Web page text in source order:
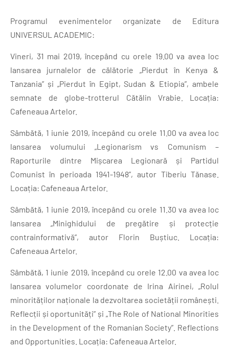
Programul evenimentelor organizate de Editura
UNIVERSUL ACADEMIC:
Vineri, 31 mai 2019, începând cu orele 19.00 va avea loc
lansarea jurnalelor de călătorie „Pierdut în Kenya &
Tanzania” și „Pierdut în Egipt, Sudan & Etiopia”, ambele
semnate de globe-trotterul Cătălin Vrabie. Locația:
Cafeneaua Artelor.
Sâmbătă, 1 iunie 2019, începând cu orele 11.00 va avea loc
lansarea volumului „Legionarism vs Comunism –
Raporturile dintre Mișcarea Legionară și Partidul
Comunist în perioada 1941-1948”, autor Tiberiu Tănase.
Locația: Cafeneaua Artelor.
Sâmbătă, 1 iunie 2019, începând cu orele 11.30 va avea loc
lansarea „Minighidului de pregătire și protecție
contrainformativă”, autor Florin Buștiuc. Locația:
Cafeneaua Artelor.
Sâmbătă, 1 iunie 2019, începând cu orele 12.00 va avea loc
lansarea volumelor coordonate de Irina Airinei, „Rolul
minorităților naționale la dezvoltarea societății românești.
Reflecții și oportunități” și „The Role of National Minorities
in the Development of the Romanian Society”. Reflections
and Opportunities. Locația: Cafeneaua Artelor.